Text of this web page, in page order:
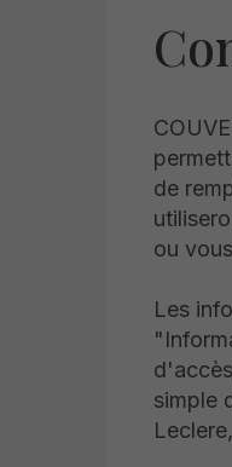
de
ou
Les
simple